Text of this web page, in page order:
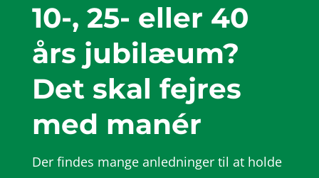
10-, 25- eller 40
års jubilæum?
Det skal fejres
med manér
Der findes mange anledninger til at holde